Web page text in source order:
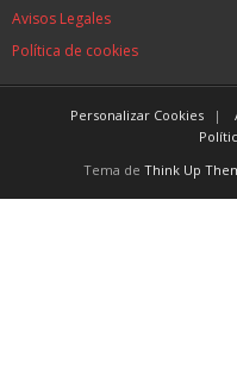
Avisos Legales
Política de cookies
Personalizar Cookies
Tema de Think Up